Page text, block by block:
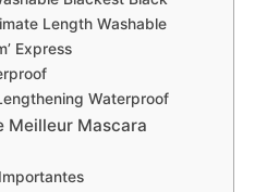
Length Washable
Express
Waterproof
Meilleur Mascara